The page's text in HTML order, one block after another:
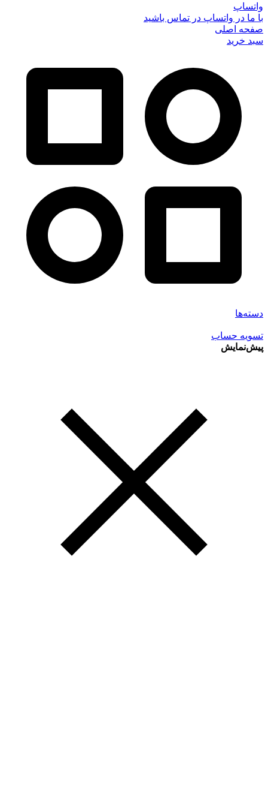
واتساپ
با ما در واتساپ در تماس باشید
صفحه اصلی
سبد خرید
دسته‌ها
تسویه حساب
پیش‌نمایش